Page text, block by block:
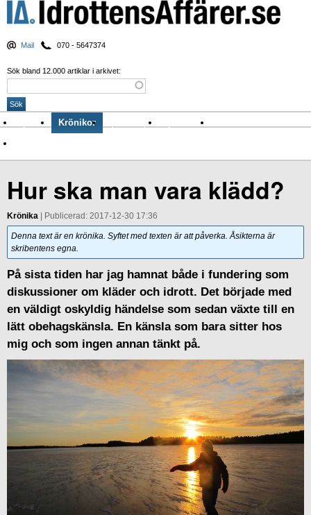
Mail 070 - 5647374
Sök bland 12.000 artiklar i arkivet:
Nyheter Krönikor Sport & spel Nyhetsbrev
Hur ska man vara klädd?
Krönika | Publicerad: 2017-12-30 17:36
Denna text är en krönika. Syftet med texten är att påverka. Åsikterna är
skribentens egna.
På sista tiden har jag hamnat både i fundering som
diskussioner om kläder och idrott. Det började med
en väldigt oskyldig händelse som sedan växte till en
lätt obehagskänsla. En känsla som bara sitter hos
mig och som ingen annan tänkt på.